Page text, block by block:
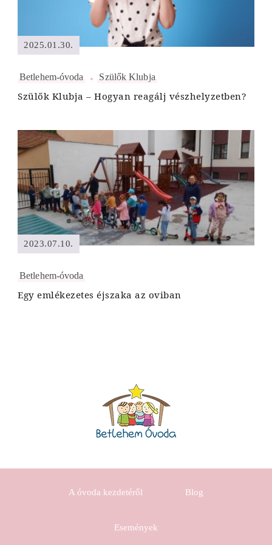
Betlehem-óvoda Szülők Klubja
Szülők Klubja – Hogyan reagálj vészhelyzetben?
2025.01.30.
Betlehem-óvoda
Egy emlékezetes éjszaka az oviban
2023.07.10.
A óvoda kezdetéről Blog
Események